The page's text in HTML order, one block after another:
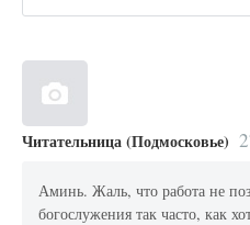
Читательница (Подмосковье)
Аминь. Жаль, что работа не
богослужения так часто, как